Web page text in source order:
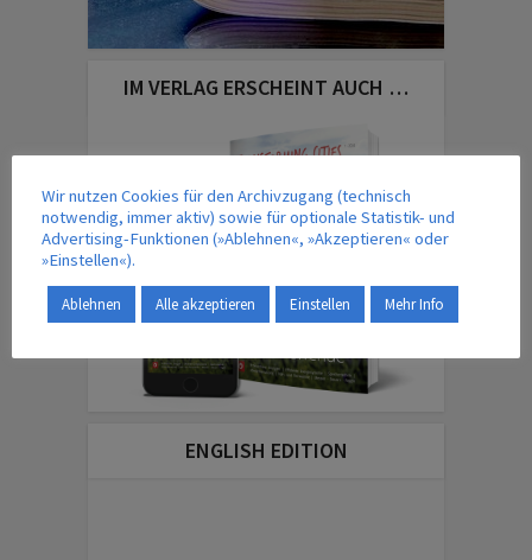
IM VERLAG ERSCHEINT AUCH …
ENGLISH EDITION
Wir nutzen Cookies für den Archivzugang (technisch
notwendig, immer aktiv) sowie für optionale Statistik- und
Advertising-Funktionen (»Ablehnen«, »Akzeptieren« oder
»Einstellen«).
Ablehnen Alle akzeptieren Einstellen Mehr Info